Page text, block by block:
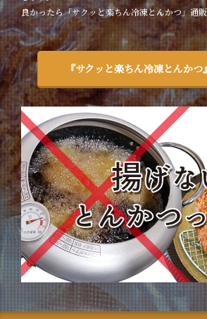
良かったら「サクッと楽ちん冷凍とんかつ」通
『サクッと楽ちん冷凍とんか